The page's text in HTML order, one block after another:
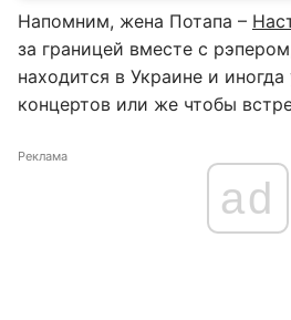
Напомним, жена Потапа –
за границей вместе с
находится в Украине и
концертов или же чтобы
Реклама
ad